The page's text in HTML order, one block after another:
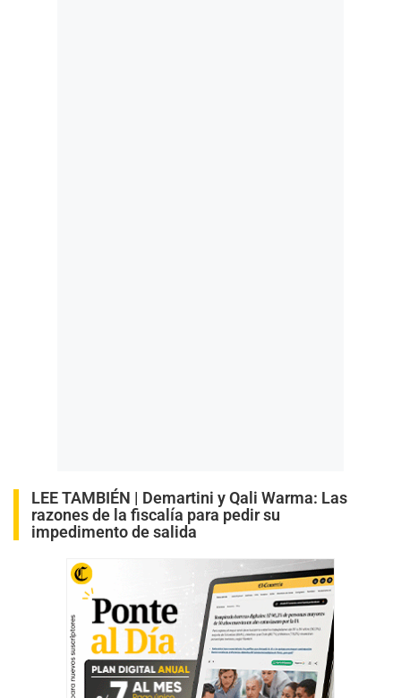
LEE TAMBIÉN | Demartini y Qali Warma: Las
razones de la fiscalía para pedir su
impedimento de salida